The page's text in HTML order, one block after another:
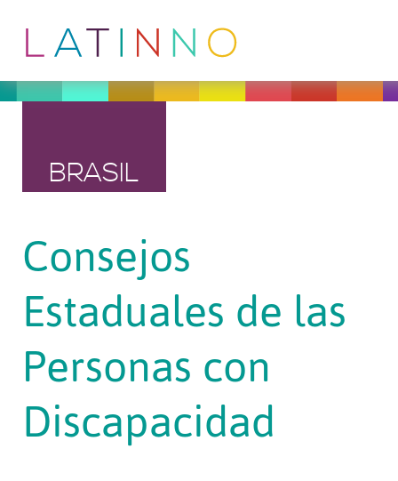
BRASIL
Consejos
Estaduales de las
Personas con
Discapacidad